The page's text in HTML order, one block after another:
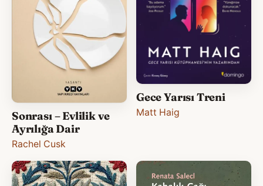
Sonrası – Evlilik ve
Ayrılığa Dair
Rachel Cusk
Gece Yarısı Treni
Matt Haig